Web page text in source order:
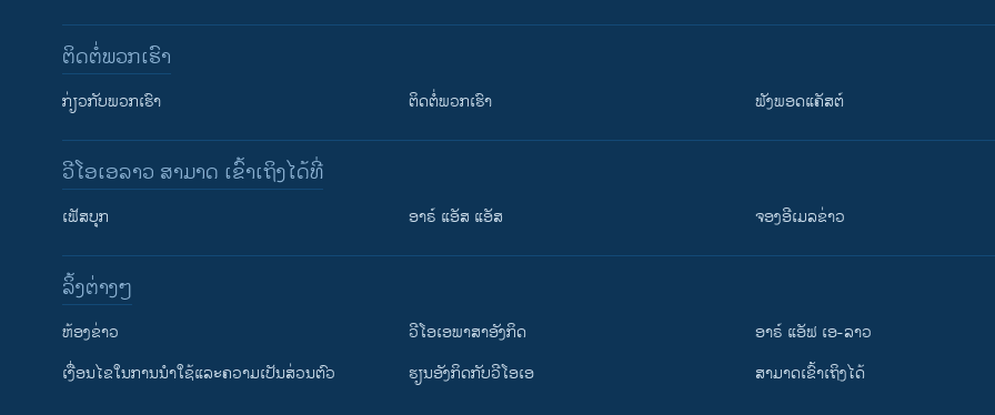
ຕິດຕາມພວກເຮົາ ທີ່
ຕິດຕໍ່ພວກເຮົາ
ກ່ຽວກັບພວກເຮົາ ຕິດຕໍ່ພວກເຮົາ ຟັງພອດແຄັສຕ໌
ວີໂອເອລາວ ສາມາດ ເຂົ້າເຖິງໄດ້ທີ່
ເຟັສບຸກ ອາຣ໌ ແອັສ ແອັສ ຈອງອີເມລຂ່າວ
​ລິ້ງ​ຕ່າງໆ
​ຫ້ອງ​ຂ່າວ
​ເງື່ອນ​ໄຂ​ໃນ​ການ​ນຳ​ໃຊ້​ແລະຄວາມ​ເປັນ​ສ່​ວນ​ຕົວ
ວີ​ໂອ​ເອ​ພາ​ສາ​ອັງ​ກິດ
​ຮຽນ​ອັງ​ກິດ​ກັບ​ວີ​ໂອ​ເອ
ອາຣ໌ ແອັຟ ເອ-ລາວ
ສາມາດເຂົ້າເຖິງໄດ້